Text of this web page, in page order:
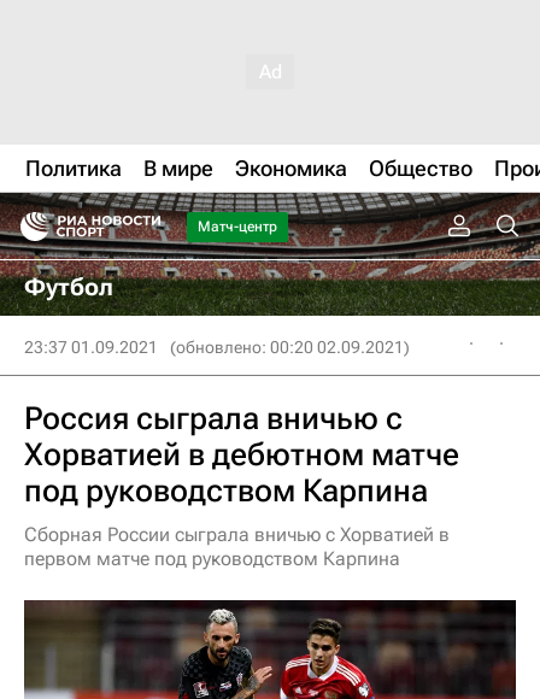
Политика В мире Экономика Общество
Матч-центр
Футбол
23:37 01.09.2021 (обновлено: 00:20 02.09.2021)
Россия сыграла вничью с
Хорватией в дебютном матче
под руководством Карпина
Сборная России сыграла вничью с Хорватией в
первом матче под руководством Карпина